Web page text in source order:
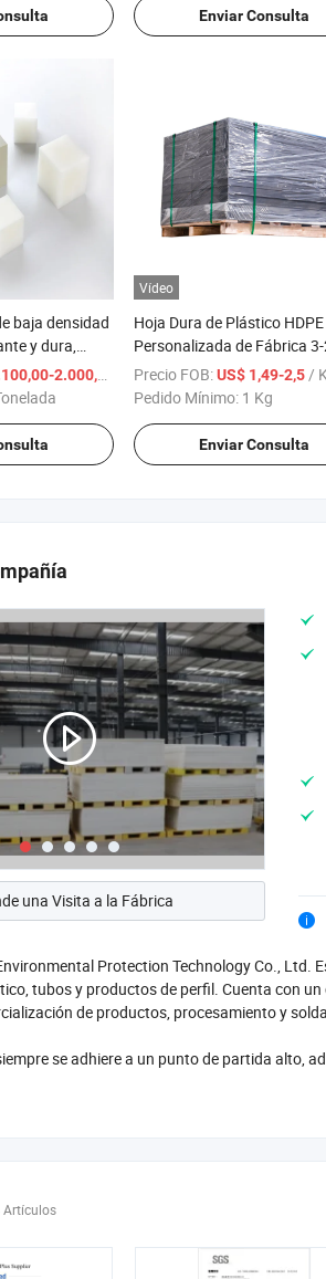
Enviar Consulta
baja densidad
y dura,
2.000,00
/ Tonelada
Vídeo
Hoja Dura de Plástico
Personalizada de Fábrica
Hoja de Plástico HDPE
Precio FOB:US$ 1,49-2,5/
Pedido Mínimo: 1 Kg
Enviar Consulta
una Visita a la Fábrica
Protection Technology Co., Ltd.
tubos y productos de perfil. Cuenta con
de productos, procesamiento y
se adhiere a un punto de partida alto,
Artículos